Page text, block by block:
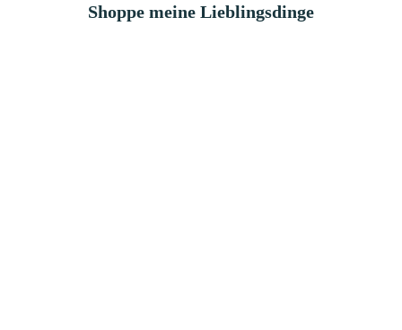
Shoppe meine Lieblingsdinge